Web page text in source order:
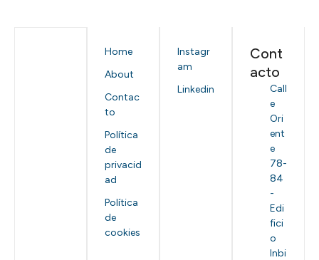
Home
About
Contac
to
Política
de
privacid
ad
Política
de
cookies
Instagr
am
Linkedin
Cont
acto
Call
e
Ori
ent
e
78-
84
-
Edi
fici
o
Inbi